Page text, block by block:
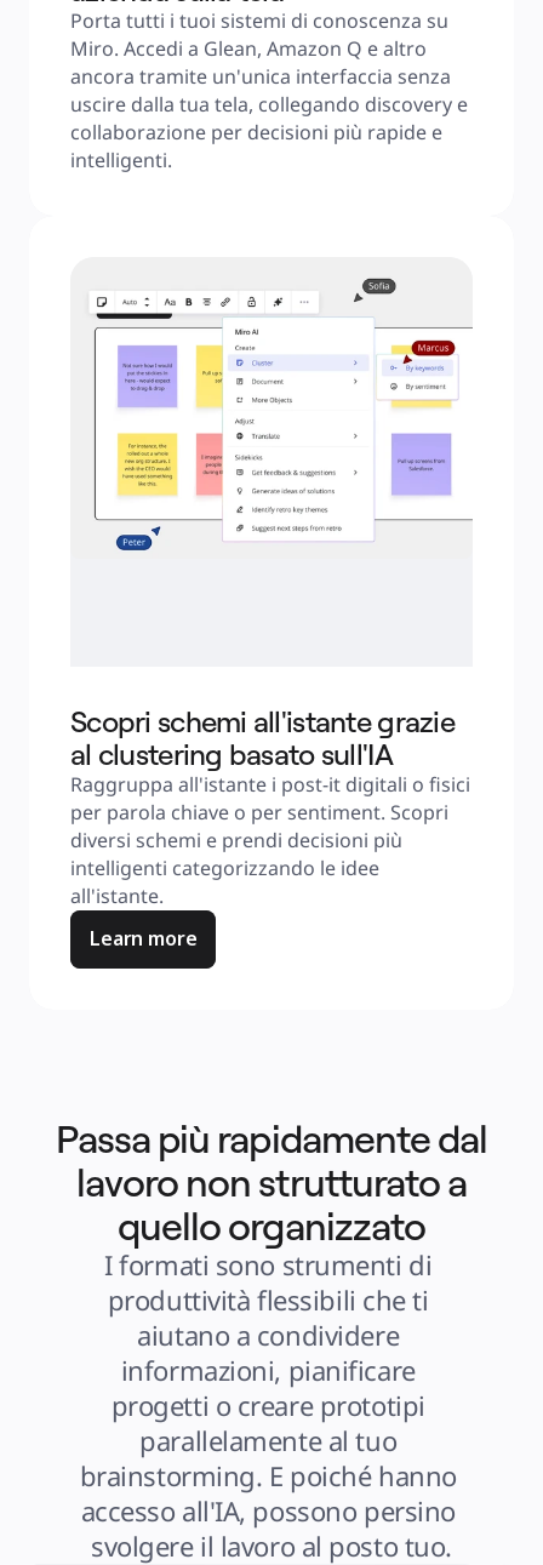
Porta tutti i tuoi sistemi di conoscenza su
Miro. Accedi a Glean, Amazon Q e altro
ancora tramite un'unica interfaccia senza
uscire dalla tua tela, collegando discovery e
collaborazione per decisioni più rapide e
intelligenti.
Scopri schemi all'istante grazie
al clustering basato sull'IA
Raggruppa all'istante i post-it digitali o fisici
per parola chiave o per sentiment. Scopri
diversi schemi e prendi decisioni più
intelligenti categorizzando le idee
all'istante.
Learn more
Passa più rapidamente dal
lavoro non strutturato a
quello organizzato
I formati sono strumenti di
produttività flessibili che ti
aiutano a condividere
informazioni, pianificare
progetti o creare prototipi
parallelamente al tuo
brainstorming. E poiché hanno
accesso all'IA, possono persino
svolgere il lavoro al posto tuo.